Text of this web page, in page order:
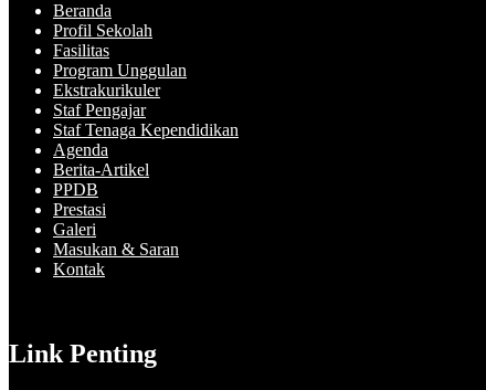
Beranda
Profil Sekolah
Fasilitas
Program Unggulan
Ekstrakurikuler
Staf Pengajar
Staf Tenaga Kependidikan
Agenda
Berita-Artikel
PPDB
Prestasi
Galeri
Masukan & Saran
Kontak
Link Penting